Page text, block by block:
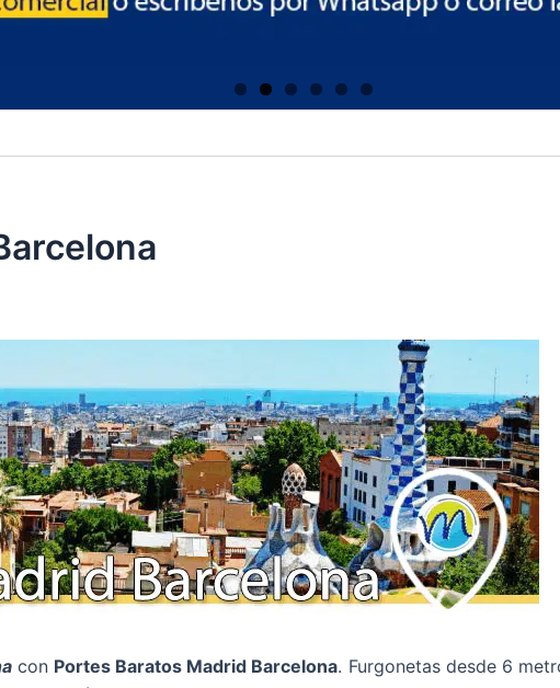
con Portes Baratos Madrid Barcelona. Furgonetas desde 6